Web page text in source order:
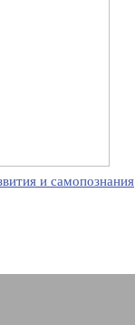
и самопознания